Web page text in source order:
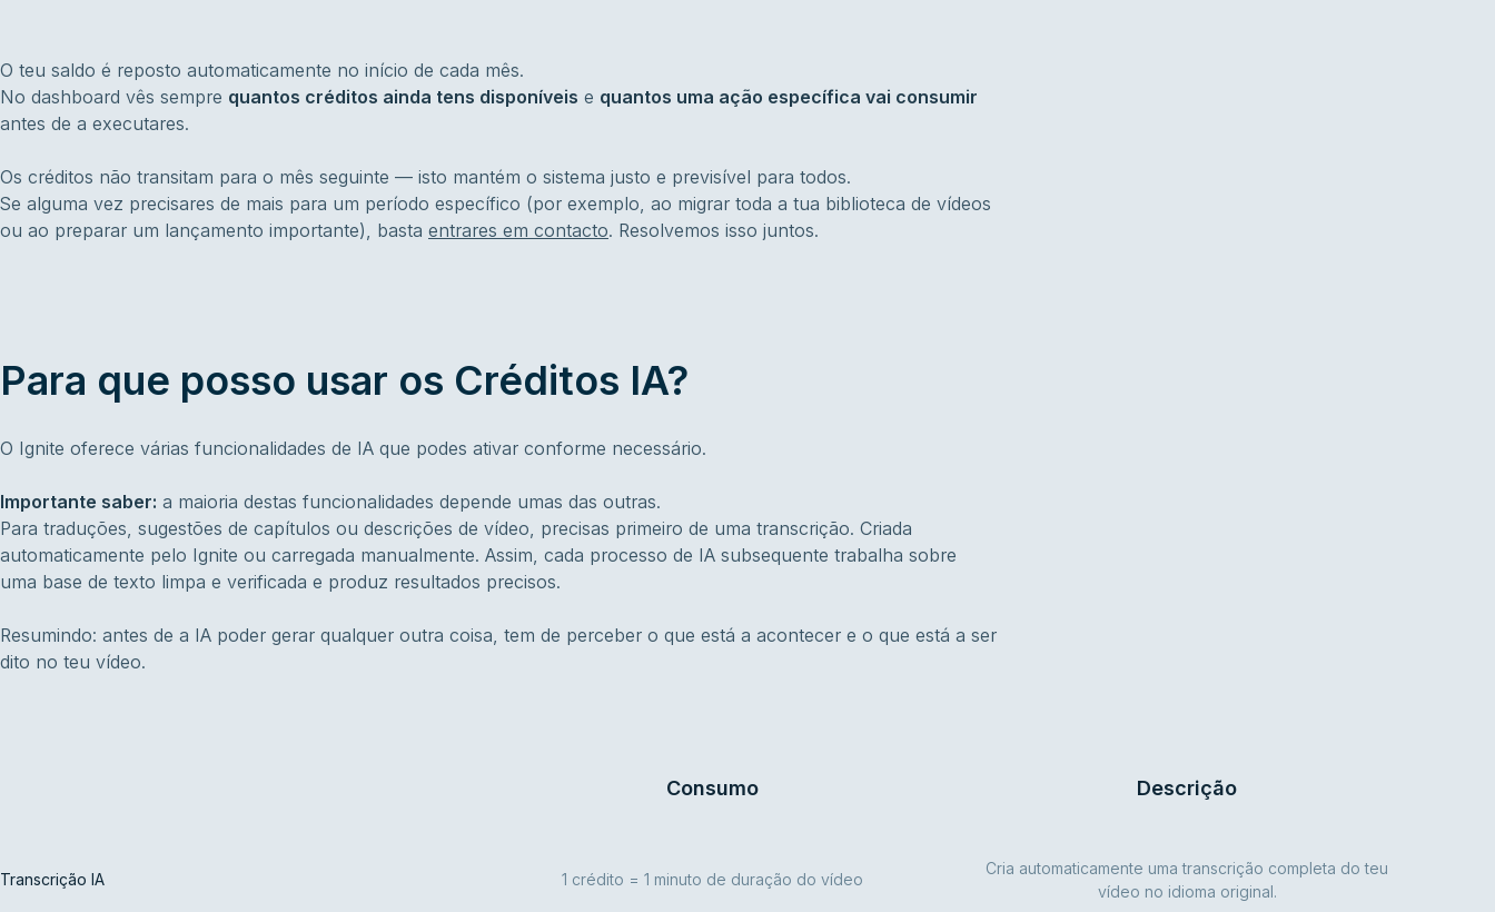
O teu saldo é reposto automaticamente no início de cada mês.
No dashboard vês sempre quantos créditos ainda tens disponíveis e quantos uma ação específica vai consumir
antes de a executares.
Os créditos não transitam para o mês seguinte — isto mantém o sistema justo e previsível para todos.
Se alguma vez precisares de mais para um período específico (por exemplo, ao migrar toda a tua biblioteca de vídeos
ou ao preparar um lançamento importante), basta entrares em contacto. Resolvemos isso juntos.
Para que posso usar os Créditos IA?
O Ignite oferece várias funcionalidades de IA que podes ativar conforme necessário.
Importante saber: a maioria destas funcionalidades depende umas das outras.
Para traduções, sugestões de capítulos ou descrições de vídeo, precisas primeiro de uma transcrição. Criada
automaticamente pelo Ignite ou carregada manualmente. Assim, cada processo de IA subsequente trabalha sobre
uma base de texto limpa e verificada e produz resultados precisos.
Resumindo: antes de a IA poder gerar qualquer outra coisa, tem de perceber o que está a acontecer e o que está a ser
dito no teu vídeo.
Consumo Descrição
Transcrição IA 1 crédito = 1 minuto de duração do vídeo
Cria automaticamente uma transcrição completa do teu
vídeo no idioma original.